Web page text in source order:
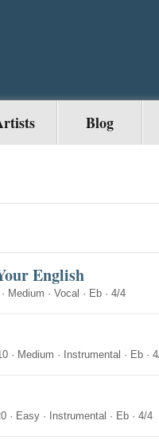
Blog
English
· Medium · Vocal · Eb · 4/4
· Medium · Instrumental · Eb ·
· Easy · Instrumental · Eb · 4/4